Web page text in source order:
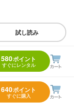
試し読み
580ポイント
すぐにレンタル
640ポイント
すぐに購入